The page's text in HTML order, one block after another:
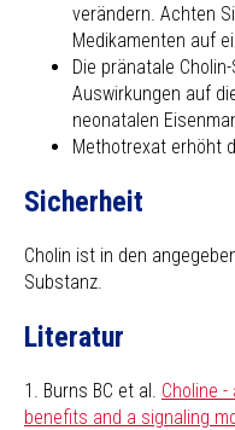
verändern. Achten
Medikamenten auf
Die pränatale
Auswirkungen auf
neonatalen
Methotrexat erhöht
Sicherheit
Cholin ist in den
Substanz.
Literatur
1. Burns BC et al. Choline
benefits and a signaling